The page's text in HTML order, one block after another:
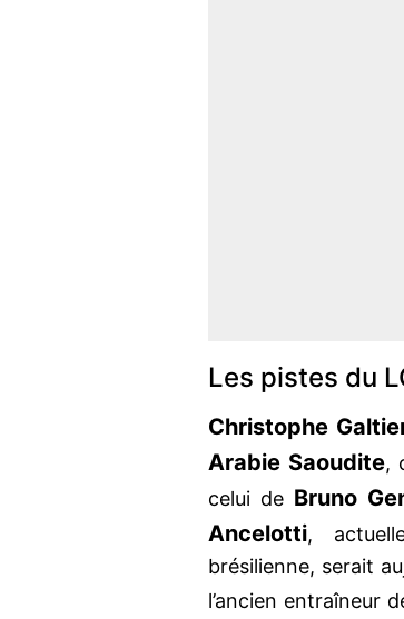
Les pistes du
Christophe
Arabie Saoudite,
celui de Bruno
Ancelotti,
brésilienne, serait
l’ancien entraîneur